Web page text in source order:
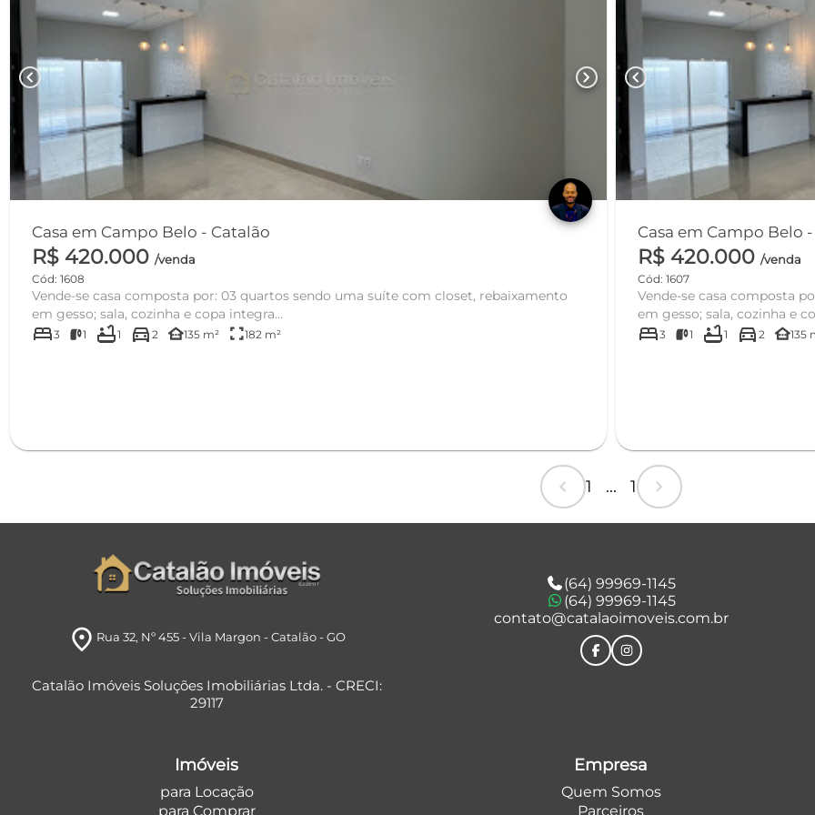
chevron_left chevron_right
Casa em Campo Belo - Catalão
R$ 420.000 /venda
Cód: 1608
Vende-se casa composta por: 03 quartos sendo uma suíte com closet, rebaixamento
em gesso; sala, cozinha e copa integra...
bed3 1 bathtub1 directions_car 2 other_houses135 m² fullscreen182 m²
chevron_left
R$ 420.000/venda
Cód: 1607
Vende-se casa composta
em gesso; sala, cozinha e
bed3 1 bathtub1 directions_car 2 other_houses135
chevron_left 1 ... 1 chevron_right
room Rua 32, Nº 455- Vila Margon - Catalão- GO
Catalão Imóveis Soluções Imobiliárias Ltda. - CRECI:
29117
(64) 99969-1145
(64) 99969-1145
contato@catalaoimoveis.com.br
Imóveis
para Locação
para Comprar
Empresa
Quem Somos
Parceiros